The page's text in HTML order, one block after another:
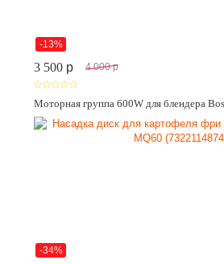
-13%
3 500 p 4 000 p
Моторная группа 600W для блендера
-34%